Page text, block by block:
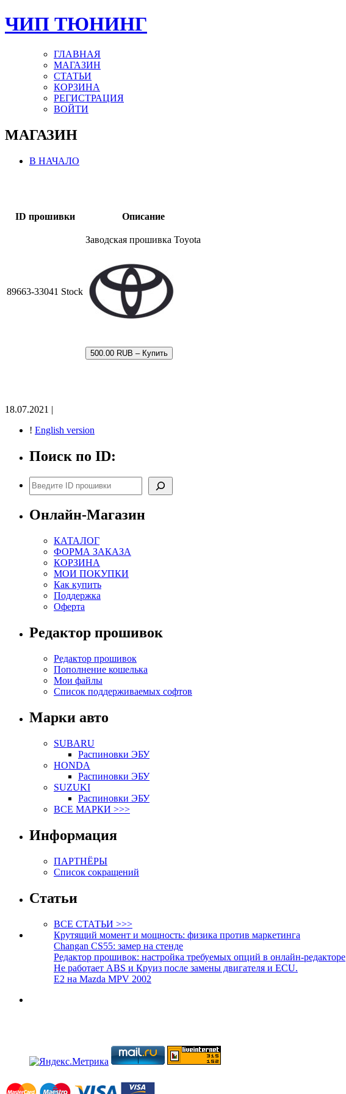
ЧИП ТЮНИНГ
ГЛАВНАЯ
МАГАЗИН
СТАТЬИ
КОРЗИНА
РЕГИСТРАЦИЯ
ВОЙТИ
МАГАЗИН
В НАЧАЛО
ID прошивки Описание
89663-33041 Stock
Заводская прошивка Toyota
500.00 RUB – Купить
18.07.2021 |
! English version
Поиск по ID:
Поиск
Онлайн-Магазин
КАТАЛОГ
ФОРМА ЗАКАЗА
КОРЗИНА
МОИ ПОКУПКИ
Как купить
Поддержка
Оферта
Редактор прошивок
Редактор прошивок
Пополнение кошелька
Мои файлы
Список поддерживаемых софтов
Марки авто
SUBARU
Распиновки ЭБУ
HONDA
Распиновки ЭБУ
SUZUKI
Распиновки ЭБУ
ВСЕ МАРКИ >>>
Информация
ПАРТНЁРЫ
Список сокращений
Статьи
ВСЕ СТАТЬИ >>>
Крутящий момент и мощность: физика против маркетинга
Changan CS55: замер на стенде
Редактор прошивок: настройка требуемых опций в онлайн-редакторе
Не работает ABS и Круиз после замены двигателя и ECU.
E2 на Mazda MPV 2002